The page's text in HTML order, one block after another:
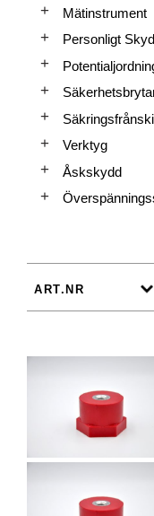
Mätinstrument
Personligt
Verktyg
Åskskydd